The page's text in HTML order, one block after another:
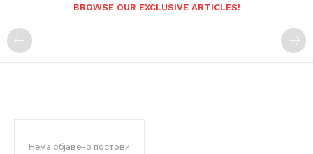
BROWSE OUR EXCLUSIVE ARTICLES!
Нема објавено постови